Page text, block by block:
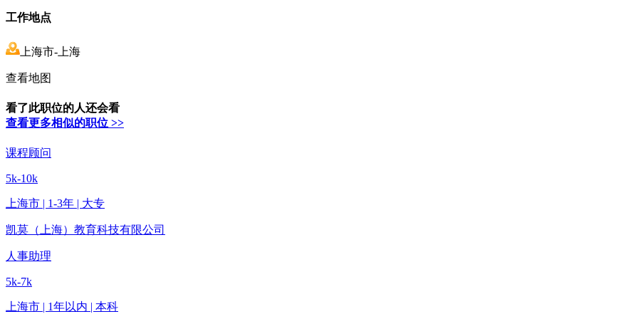
工作地点
上海市-上海
查看地图
看了此职位的人还会看
查看更多相似的职位 >>
课程顾问
5k-10k
上海市 | 1-3年 | 大专
凯莫（上海）教育科技有限公司
人事助理
5k-7k
上海市 | 1年以内 | 本科